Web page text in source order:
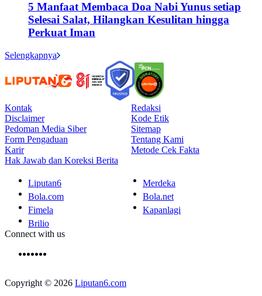
5 Manfaat Membaca Doa Nabi Yunus setiap
Selesai Salat, Hilangkan Kesulitan hingga
Perkuat Iman
Selengkapnya
Kontak
Redaksi
Disclaimer
Kode Etik
Pedoman Media Siber
Sitemap
Form Pengaduan
Tentang Kami
Karir
Metode Cek Fakta
Hak Jawab dan Koreksi Berita
Liputan6
Merdeka
Bola.com
Bola.net
Fimela
Kapanlagi
Brilio
Connect with us
Copyright © 2026 Liputan6.com